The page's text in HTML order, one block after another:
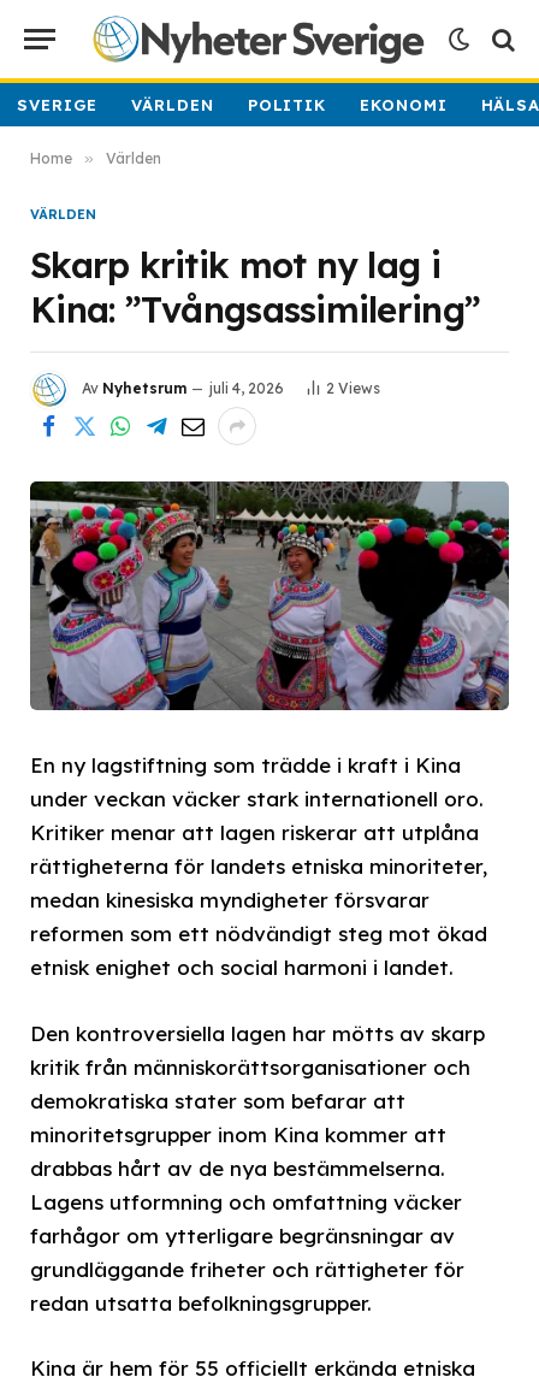
SVERIGE VÄRLDEN POLITIK EKONOMI
Home » Världen
VÄRLDEN
Skarp kritik mot ny lag i
Kina: ”Tvångsassimilering”
Av Nyhetsrum juli 4, 2026 2 Views
En ny lagstiftning som trädde i kraft i Kina
under veckan väcker stark internationell oro.
Kritiker menar att lagen riskerar att utplåna
rättigheterna för landets etniska minoriteter,
medan kinesiska myndigheter försvarar
reformen som ett nödvändigt steg mot ökad
etnisk enighet och social harmoni i landet.
Den kontroversiella lagen har mötts av skarp
kritik från människorättsorganisationer och
demokratiska stater som befarar att
minoritetsgrupper inom Kina kommer att
drabbas hårt av de nya bestämmelserna.
Lagens utformning och omfattning väcker
farhågor om ytterligare begränsningar av
grundläggande friheter och rättigheter för
redan utsatta befolkningsgrupper.
Kina är hem för 55 officiellt erkända etniska